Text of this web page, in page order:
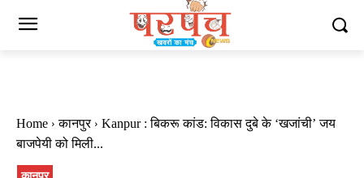
Home कानपुर
Kanpur : बिकरू कांड: विकास दुबे के ‘खजांची’ जय
बाजपेयी को मिली...